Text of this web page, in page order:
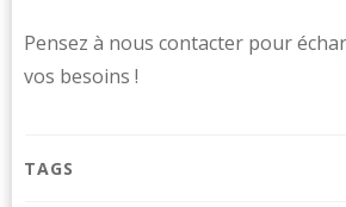
Pensez à nous contacter pour
vos besoins !
TAGS